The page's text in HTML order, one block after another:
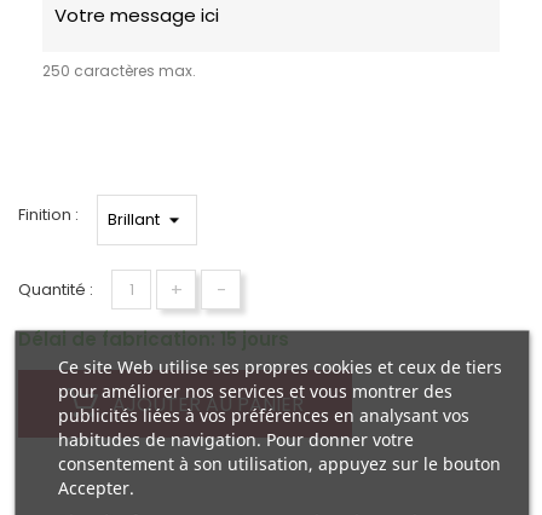
Ce site Web utilise ses propres cookies et ceux de tiers
pour améliorer nos services et vous montrer des
publicités liées à vos préférences en analysant vos
habitudes de navigation. Pour donner votre
consentement à son utilisation, appuyez sur le bouton
Accepter.
250 caractères max.
Finition :
Quantité : +
-
Délai de fabrication: 15 jours
AJOUTER AU PANIER